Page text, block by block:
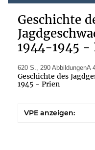
Geschichte
1944-1945 -
620 S., 290 AbbildungenA
Geschichte des
1945 - Prien
VPE anzeigen: